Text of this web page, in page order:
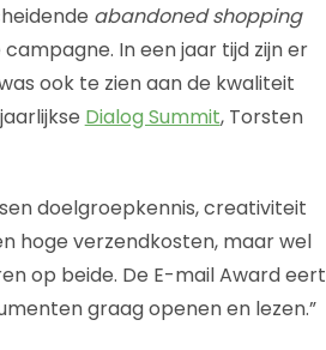
abandoned shopping
In een jaar tijd zijn er
ook te zien aan de kwaliteit
Dialog Summit, Torsten
doelgroepkennis, creativiteit
hoge verzendkosten, maar wel
op beide. De E-mail Award eert
graag openen en lezen.”